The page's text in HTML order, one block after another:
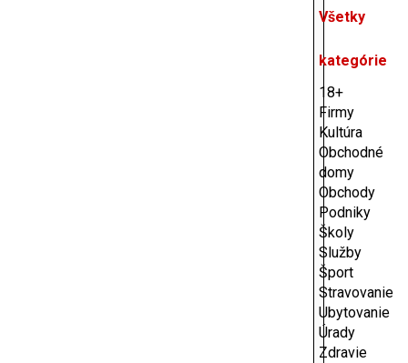
Všetky
kategórie
18+
Firmy
Kultúra
Obchodné
domy
Obchody
Podniky
Školy
Služby
Šport
Stravovanie
Ubytovanie
Úrady
Zdravie